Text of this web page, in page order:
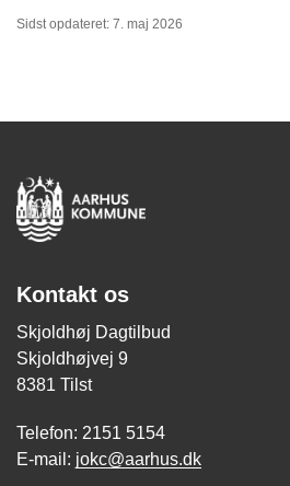
Sidst opdateret: 7. maj 2026
Kontakt os
Skjoldhøj Dagtilbud
Skjoldhøjvej 9
8381 Tilst
Telefon: 2151 5154
E-mail: jokc@aarhus.dk